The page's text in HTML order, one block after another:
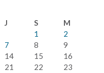
J S
M
1
2
7 8
9
14 15
16
21 22
23